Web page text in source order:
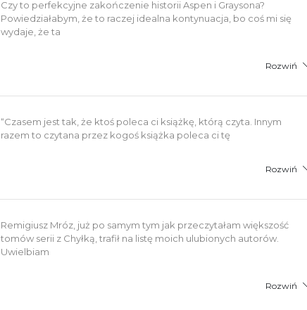
Czy to perfekcyjne zakończenie historii Aspen i Graysona?
Powiedziałabym, że to raczej idealna kontynuacja, bo coś mi się
wydaje, że ta
Rozwiń
“Czasem jest tak, że ktoś poleca ci książkę, którą czyta. Innym
razem to czytana przez kogoś książka poleca ci tę
Rozwiń
Remigiusz Mróz, już po samym tym jak przeczytałam większość
tomów serii z Chyłką, trafił na listę moich ulubionych autorów.
Uwielbiam
Rozwiń